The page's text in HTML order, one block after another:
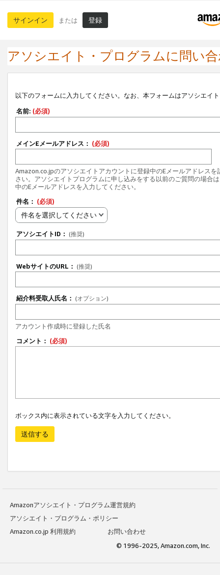
サインイン または 登録
アソシエイト・プログラムに問い
以下のフォームに入力してください。なお、本フォームはアソシエイ
名前: (必須)
メインEメールアドレス： (必須)
Amazon.co.jpのアソシエイトアカウントに登録中のEメールアドレスを
さい。アソシエイトプログラムに申し込みをする以前のご質問の場合
中のEメールアドレスを入力してください。
件名： (必須)
件名を選択してください
アソシエイトID： (推奨)
WebサイトのURL： (推奨)
紹介料受取人氏名： (オプション)
アカウント作成時に登録した氏名
コメント： (必須)
ボックス内に表示されている文字を入力してください。
送信する
Amazonアソシエイト・プログラム運営規約
アソシエイト・プログラム・ポリシー
Amazon.co.jp 利用規約
お問い合わせ
© 1996-2025, Amazon.com, Inc.